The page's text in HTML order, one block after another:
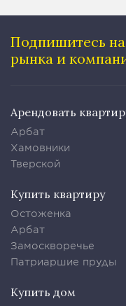
Подпишитесь
рынка и
Арендовать
Арбат
Хамовники
Тверской
Купить квартиру
Остоженка
Арбат
Замоскворечье
Патриаршие пруды
Купить дом